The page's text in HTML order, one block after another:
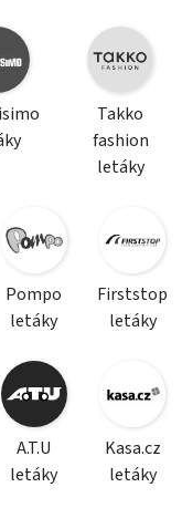
Takko
fashion
letáky
Pompo
letáky
Firststop
letáky
A.T.U
letáky
Kasa.cz
letáky